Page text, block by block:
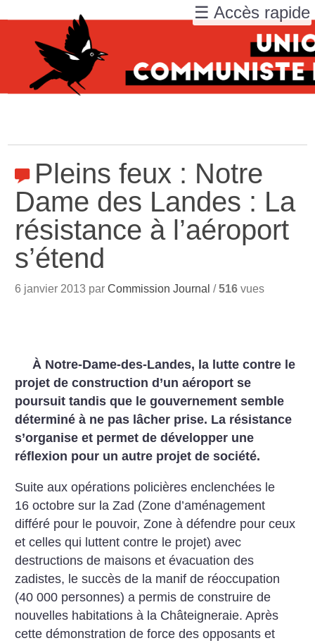
Pleins feux : Notre
Dame des Landes : La
résistance à l’aéroport
s’étend
6 janvier 2013 parCommission Journal /516 vues
À Notre-Dame-des-Landes, la lutte contre le
projet de construction d’un aéroport se
poursuit tandis que le gouvernement semble
déterminé à ne pas lâcher prise. La résistance
s’organise et permet de développer une
réflexion pour un autre projet de société.
Suite aux opérations policières enclenchées le
16 octobre sur la Zad (Zone d’aménagement
différé pour le pouvoir, Zone à défendre pour ceux
et celles qui luttent contre le projet) avec
destructions de maisons et évacuation des
zadistes, le succès de la manif de réoccupation
(40 000 personnes) a permis de construire de
nouvelles habitations à la Châteigneraie. Après
cette démonstration de force des opposants et
☰ Accès rapide